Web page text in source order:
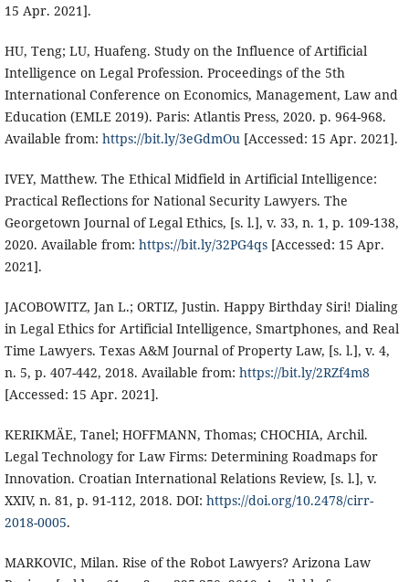
15 Apr. 2021].
HU, Teng; LU, Huafeng. Study on the Influence of Artificial
Intelligence on Legal Profession. Proceedings of the 5th
International Conference on Economics, Management, Law and
Education (EMLE 2019). Paris: Atlantis Press, 2020. p. 964-968.
Available from: https://bit.ly/3eGdmOu [Accessed: 15 Apr. 2021].
IVEY, Matthew. The Ethical Midfield in Artificial Intelligence:
Practical Reflections for National Security Lawyers. The
Georgetown Journal of Legal Ethics, [s. l.], v. 33, n. 1, p. 109-138,
2020. Available from: https://bit.ly/32PG4qs[Accessed: 15 Apr.
2021].
JACOBOWITZ, Jan L.; ORTIZ, Justin. Happy Birthday Siri! Dialing
in Legal Ethics for Artificial Intelligence, Smartphones, and Real
Time Lawyers. Texas A&M Journal of Property Law, [s. l.], v. 4,
n. 5, p. 407-442, 2018. Available from: https://bit.ly/2RZf4m8
[Accessed: 15 Apr. 2021].
KERIKMÄE, Tanel; HOFFMANN, Thomas; CHOCHIA, Archil.
Legal Technology for Law Firms: Determining Roadmaps for
Innovation. Croatian International Relations Review, [s. l.], v.
XXIV, n. 81, p. 91-112, 2018. DOI: https://doi.org/10.2478/cirr-
2018-0005.
MARKOVIC, Milan. Rise of the Robot Lawyers? Arizona Law